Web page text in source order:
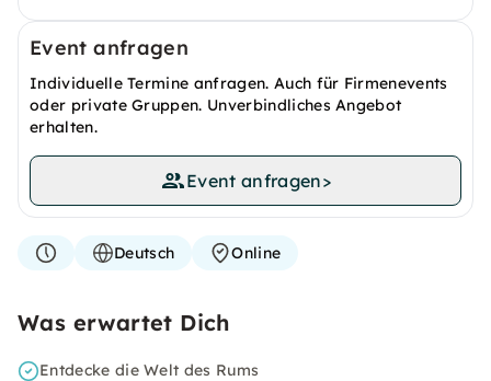
Event anfragen
Individuelle Termine anfragen. Auch für Firmenevents
oder private Gruppen. Unverbindliches Angebot
erhalten.
Event anfragen>
Deutsch Online
Was erwartet Dich
Entdecke die Welt des Rums